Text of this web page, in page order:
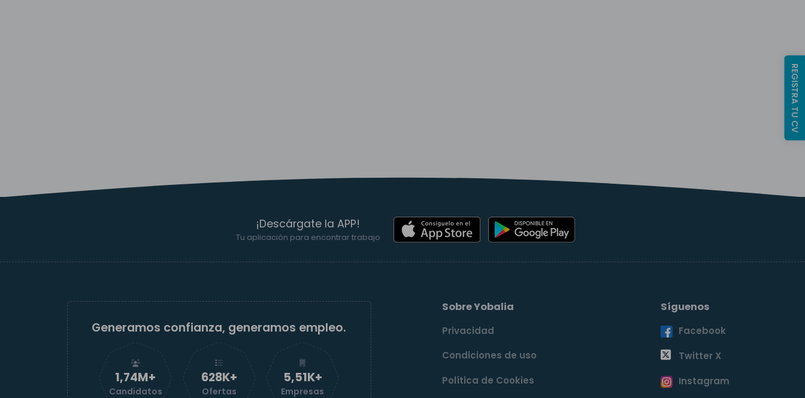
¡Descárgate la APP!
Tu aplicación para encontrar trabajo
Generamos confianza, generamos empleo.
1,74M+
Candidatos
629K+
Ofertas
5,52K+
Empresas
Sobre Yobalia
Privacidad
Condiciones de uso
Política de Cookies
Síguenos
Facebook
Twitter X
Instagram
REGISTRA TU CV